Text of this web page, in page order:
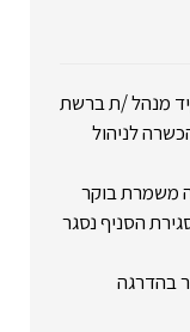
מנהל /ת ברשת
לניהול
משמרת בוקר
משמרת ערב 15:30 עד סגירת הסניף נסגר
שכר בהדרגה